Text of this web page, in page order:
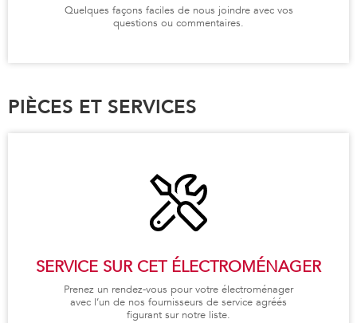
Quelques façons faciles de nous joindre avec vos
questions ou commentaires.
PIÈCES ET SERVICES
SERVICE SUR CET ÉLECTROMÉNAGER
Prenez un rendez-vous pour votre électroménager
avec l’un de nos fournisseurs de service agréés
figurant sur notre liste.